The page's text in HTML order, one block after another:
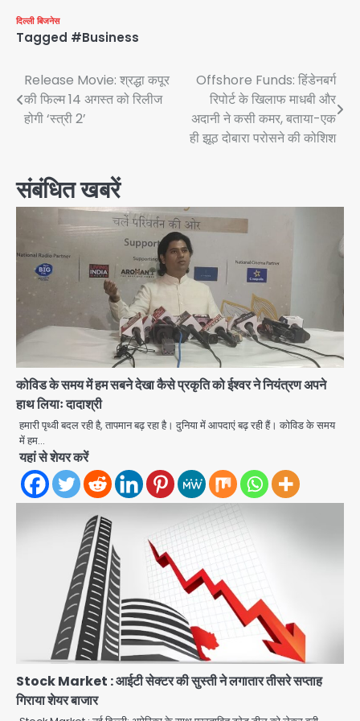
दिल्ली बिजनेस
Tagged #Business
Post
navigation
Release Movie: श्रद्धा कपूर
की फिल्म 14 अगस्त को रिलीज
होगी ‘स्त्री 2’
Offshore Funds: हिंडेनबर्ग
रिपोर्ट के खिलाफ माधबी और
अदानी ने कसी कमर, बताया-एक
ही झूठ दोबारा परोसने की कोशिश
संबंधित खबरें
कोविड के समय में हम सबने देखा कैसे प्रकृति को ईश्वर ने नियंत्रण अपने
हाथ लियाः दादाश्री
हमारी पृथ्वी बदल रही है, तापमान बढ़ रहा है। दुनिया में आपदाएं बढ़ रही हैं। कोविड के समय
में हम…
यहां से शेयर करें
Stock Market : आईटी सेक्टर की सुस्ती ने लगातार तीसरे सप्ताह
गिराया शेयर बाजार
2
Parshvanath Building
Shooting: सिक्योरिटी गार्ड की गोली से 17
वर्षीय किशोर की मौत